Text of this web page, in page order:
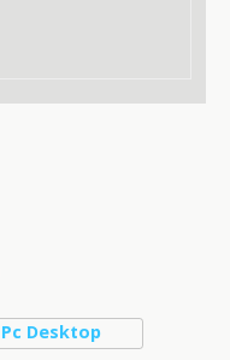
Pc Desktop